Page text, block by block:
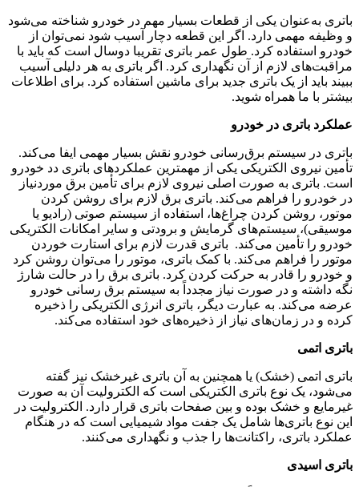
باتری به‌عنوان یکی از قطعات بسیار مهم در خودرو شناخته می‌شود
و وظیفه مهمی دارد. اگر این قطعه دچار آسیب شود نمی‌توان از
خودرو استفاده کرد. طول عمر باتری تقریبا دوسال است که باید با
مراقبت‌های لازم از آن نگهداری کرد. اگر باتری به هر دلیلی آسیب
ببیند باید از یک باتری جدید برای ماشین استفاده کرد. برای اطلاعات
بیشتر با ما همراه شوید.
عملکرد باتری در خودرو
باتری در سیستم برق‌رسانی خودرو نقش بسیار مهمی ایفا می‌کند.
تأمین نیروی الکتریکی یکی از مهمترین عملکردهای باتری دد خودرو
است. باتری به صورت اصلی نیروی لازم برای تأمین برق موردنیاز
در خودرو را فراهم می‌کند. باتری برق لازم برای روشن کردن
موتور، روشن کردن چراغ‌ها، استفاده از سیستم صوتی (رادیو یا
موسیقی)، سیستم‌های گرمایش و برودتی و سایر امکانات الکتریکی
خودرو را تأمین می‌کند. باتری قدرت لازم برای استارت خوردن
موتور را فراهم می‌کند. با کمک باتری، موتور را می‌توان روشن کرد
و خودرو را قادر به حرکت کردن کرد. باتری برق را در حالت شارژ
نگه داشته و در صورت نیاز مجدداً به سیستم برق رسانی خودرو
عرضه می‌کند. به عبارت دیگر، باتری انرژی الکتریکی را ذخیره
کرده و در زمان‌های نیاز از ذخیره‌های خود استفاده می‌کند.
باتری اتمی
باتری اتمی (خشک) یا همچنین به آن باتری غیرخشک نیز گفته
می‌شود، یک نوع باتری الکتریکی است که الکترولیت آن به صورت
غیرمایع و خشک بوده و بین صفحات باتری قرار دارد. الکترولیت در
این نوع باتری‌ها شامل یک جفت مواد شیمیایی است که در هنگام
عملکرد باتری، راکتانت‌ها را جذب و نگهداری می‌کنند.
باتری اسیدی